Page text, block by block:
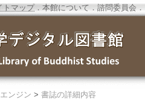
トマップ．本館について ． 諮問委員会 ．
ンジン > 書誌の詳細内容